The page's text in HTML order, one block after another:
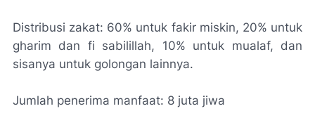
Distribusi zakat: 60% untuk fakir miskin, 20% untuk
gharim dan fi sabilillah, 10% untuk mualaf, dan
sisanya untuk golongan lainnya.
Jumlah penerima manfaat: 8 juta jiwa